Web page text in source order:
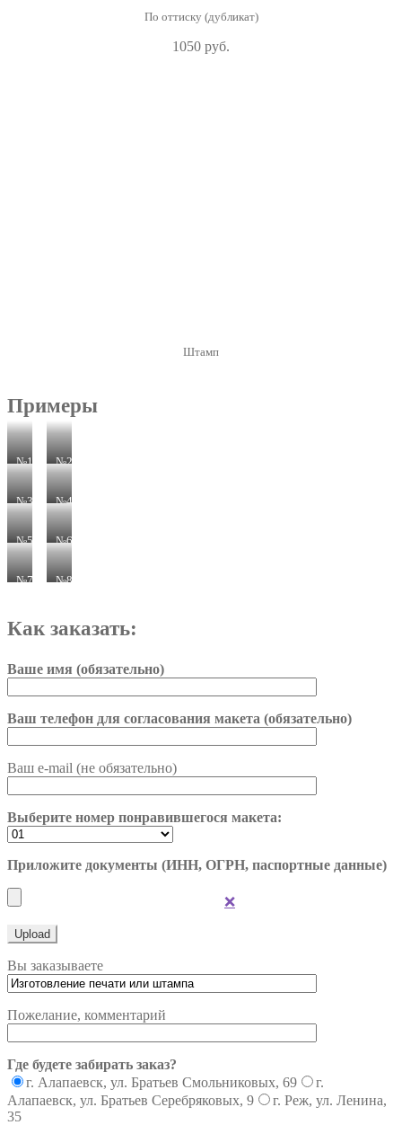
По оттиску (дубликат)
1050 руб.
Штамп
Примеры
№1 №2
№3 №4
№5 №6
№7 №8
Как заказать:
Ваше имя (обязательно)
Ваш телефон для согласования макета (обязательно)
Ваш e-mail (не обязательно)
Выберите номер понравившегося макета:
Приложите документы (ИНН, ОГРН, паспортные данные)
❌
Вы заказываете
Пожелание, комментарий
Где будете забирать заказ?
г. Алапаевск, ул. Братьев Смольниковых, 69
г.
Алапаевск, ул. Братьев Серебряковых, 9
г. Реж, ул. Ленина,
35